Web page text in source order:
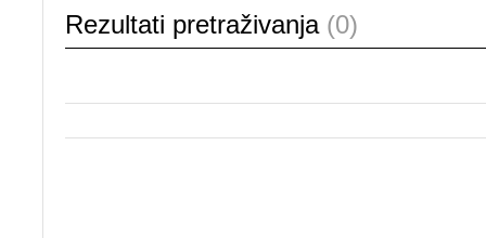
Rezultati pretraživanja (0)